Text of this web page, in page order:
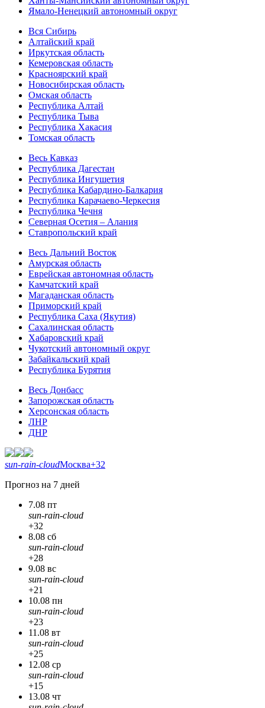
Ямало-Ненецкий автономный округ
Вся Сибирь
Алтайский край
Иркутская область
Кемеровская область
Красноярский край
Новосибирская область
Омская область
Республика Алтай
Республика Тыва
Республика Хакасия
Томская область
Весь Кавказ
Республика Дагестан
Республика Ингушетия
Республика Кабардино-Балкария
Республика Карачаево-Черкесия
Республика Чечня
Северная Осетия – Алания
Ставропольский край
Весь Дальний Восток
Амурская область
Еврейская автономная область
Камчатский край
Магаданская область
Приморский край
Республика Саха (Якутия)
Сахалинская область
Хабаровский край
Чукотский автономный округ
Забайкальский край
Республика Бурятия
Весь Донбасс
Запорожская область
Херсонская область
ЛНР
ДНР
sun-rain-cloudМосква+32
Прогноз на 7 дней
7.08 пт
sun-rain-cloud
+32
8.08 сб
sun-rain-cloud
+28
9.08 вс
sun-rain-cloud
+21
10.08 пн
sun-rain-cloud
+23
11.08 вт
sun-rain-cloud
+25
12.08 ср
sun-rain-cloud
+15
13.08 чт